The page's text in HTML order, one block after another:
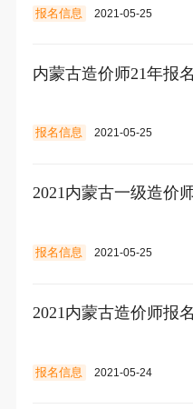
报名信息 2021-05-25
内蒙古造价师21年报
报名信息 2021-05-25
2021内蒙古一级造价
报名信息 2021-05-25
2021内蒙古造价师报
报名信息 2021-05-24